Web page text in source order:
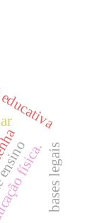
.bases legais